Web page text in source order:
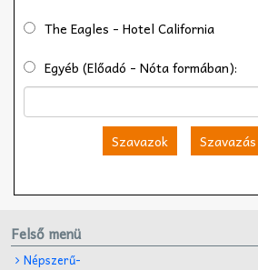
The Eagles - Hotel California
Egyéb (Előadó - Nóta formában):
Szavazok
Felső menü
Népszerű-